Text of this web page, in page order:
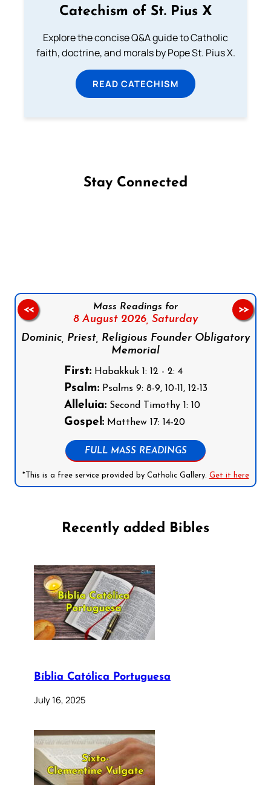
Catechism of St. Pius X
Explore the concise Q&A guide to Catholic
faith, doctrine, and morals by Pope St. Pius X.
READ CATECHISM
Stay Connected
Mass Readings for
8 August 2026, Saturday
Dominic, Priest, Religious Founder Obligatory
Memorial
First:Habakkuk 1: 12 - 2: 4
Psalm:Psalms 9: 8-9, 10-11, 12-13
Alleluia:Second Timothy 1: 10
Gospel:Matthew 17: 14-20
FULL MASS READINGS
*This is a free service provided by Catholic Gallery. Get it here
<< >>
Recently added Bibles
Bíblia Católica Portuguesa
July 16, 2025